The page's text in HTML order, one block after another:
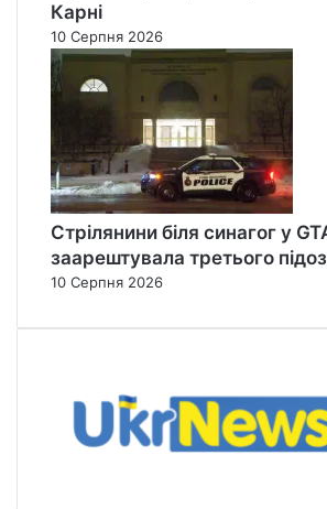
Карні
10 Серпня 2026
Стрілянини біля синагог у
заарештувала третього
10 Серпня 2026